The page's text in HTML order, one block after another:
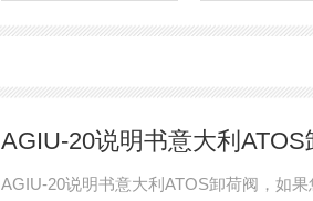
AGIU-20说明书意大利ATOS
AGIU-20说明书意大利ATOS卸荷阀，如